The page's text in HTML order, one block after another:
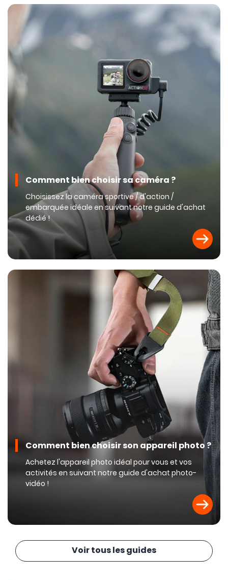
Comment bien choisir sa caméra ?
Choisissez la caméra sportive / d'action /
embarquée idéale en suivant notre guide d'achat
dédié !
Comment bien choisir son appareil photo ?
Achetez l'appareil photo idéal pour vous et vos
activités en suivant notre guide d'achat photo-
vidéo !
Voir tous les guides